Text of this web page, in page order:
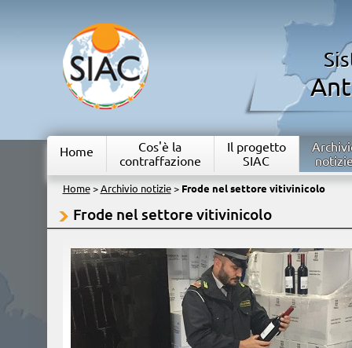
Home
Cos'è la
contraffazione
Il progetto
SIAC
Home> Archivio notizie> Frode nel settore vitivinicolo
Frode nel settore vitivinicolo